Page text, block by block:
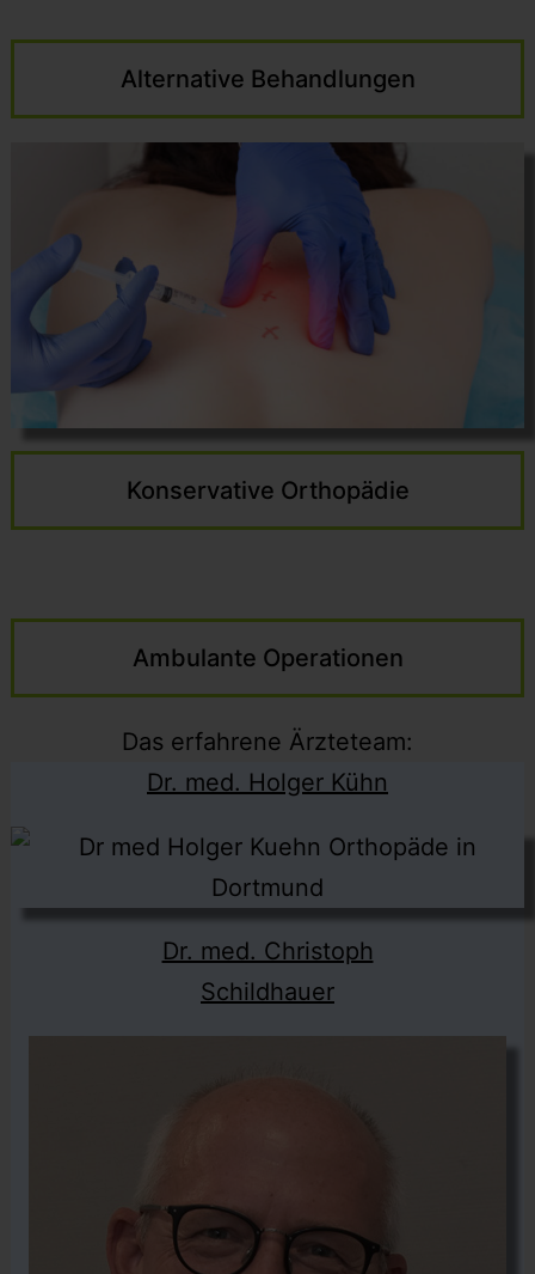
Alternative Behandlungen
Konservative Orthopädie
Ambulante Operationen
Das erfahrene Ärzteteam:
Dr. med. Holger Kühn
Dr. med. Christoph
Schildhauer